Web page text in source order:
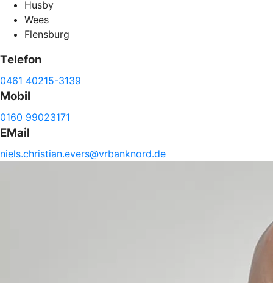
Husby
Wees
Flensburg
Telefon
0461 40215-3139
Mobil
0160 99023171
EMail
niels.christian.evers@vrbanknord.de